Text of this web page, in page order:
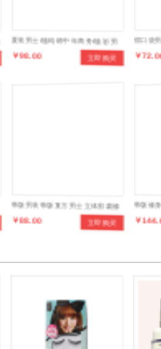
夏装男士t恤纯棉中年商务t恤衫 男
式短袖T恤 立即购买
￥98.00
假口袋
衣
￥
韩版男装韩版复古男士立体剪裁修
身小马甲英伦范马夹 立即购买
￥88.00
韩版修
帽工装
￥